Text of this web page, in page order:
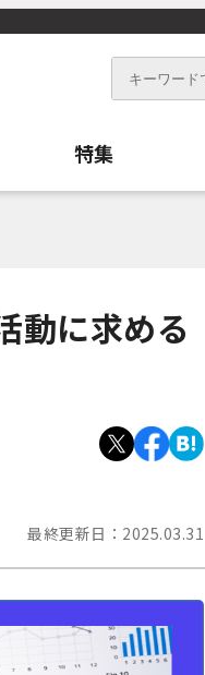
特集
動に求める
最終更新日： 2025.03.31